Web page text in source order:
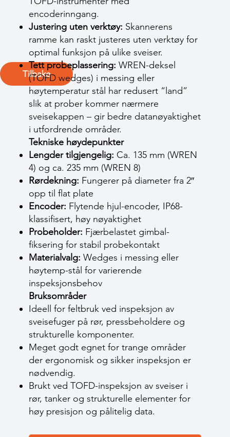
Tilbake
encoderinngang.
Justering uten verktøy: Skannerens
ramme kan raskt justeres uten verktøy for
optimal funksjon på ulike sveiser.
Tett probeplassering: WREN-deksel
(TOFD wedges) i messing eller
høytemperatur stål har redusert “land”
slik at prober kommer nærmere
sveisekappen – gir bedre datanøyaktighet
i utfordrende områder.
Tekniske høydepunkter
Lengder tilgjengelig: Ca. 135 mm (WREN
4) og ca. 235 mm (WREN 8)
Rørdekning: Fungerer på diameter fra 2″
opp til flat plate
Encoder: Flytende hjul-encoder, IP68-
klassifisert, høy nøyaktighet
Probeholder: Fjærbelastet gimbal-
fiksering for stabil probekontakt
Materialvalg: Wedges i messing eller
høytemp-stål for varierende
inspeksjonsbehov
Bruksområder
Ideell for feltbruk ved inspeksjon av
sveisefuger på rør, pressbeholdere og
strukturelle komponenter.
Meget godt egnet for trange områder
der ergonomisk og sikker inspeksjon er
nødvendig.
Brukt ved TOFD-inspeksjon av sveiser i
rør, tanker og strukturelle elementer for
høy presisjon og pålitelig data.